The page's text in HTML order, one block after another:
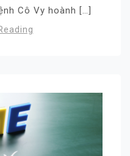
Cô Vy hoành […]